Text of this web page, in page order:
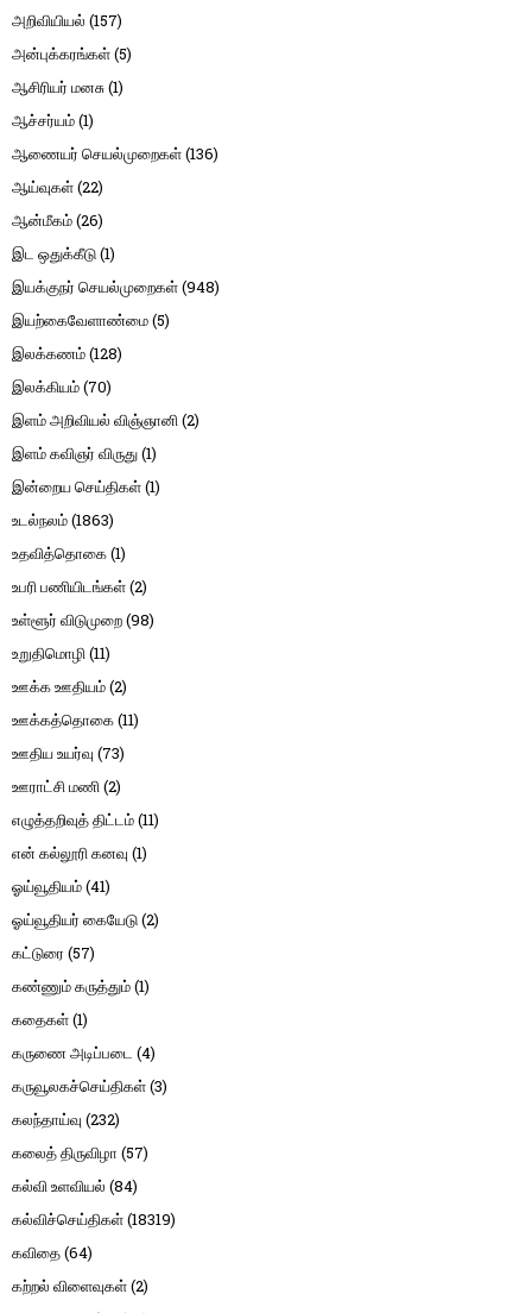
அறிவியியல் (157)
அன்புக்கரங்கள்(5)
ஆசிரியர் மனசு(1)
ஆச்சர்யம்(1)
ஆணையர் செயல்முறைகள்(136)
ஆய்வுகள்(22)
ஆன்மீகம்(26)
இட ஒதுக்கீடு(1)
இயக்குநர் செயல்முறைகள்(948)
இயற்கைவேளாண்மை(5)
இலக்கணம்(128)
இலக்கியம்(70)
இளம் அறிவியல் விஞ்ஞானி(2)
இளம் கவிஞர் விருது(1)
இன்றைய செய்திகள்(1)
உடல்நலம்(1863)
உதவித்தொகை(1)
உபரி பணியிடங்கள்(2)
உள்ளூர் விடுமுறை(98)
உறுதிமொழி(11)
ஊக்க ஊதியம்(2)
ஊக்கத்தொகை(11)
ஊதிய உயர்வு (73)
ஊராட்சி மணி(2)
எழுத்தறிவுத் திட்டம்(11)
என் கல்லூரி கனவு (1)
ஓய்வூதியம்(41)
ஓய்வூதியர் கையேடு(2)
கட்டுரை (57)
கண்ணும் கருத்தும்(1)
கதைகள்(1)
கருணை அடிப்படை (4)
கருவூலகச்செய்திகள்(3)
கலந்தாய்வு (232)
கலைத் திருவிழா (57)
கல்வி உளவியல் (84)
கல்விச்செய்திகள்(18319)
கவிதை(64)
கற்றல் விளைவுகள்(2)